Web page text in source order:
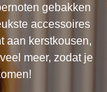
gebakken
accessoires
aan kerstkousen,
meer, zodat je